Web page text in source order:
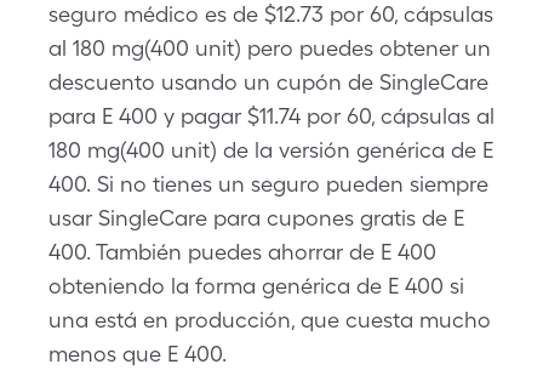
seguro médico es de $12.73 por 60, cápsulas
al 180 mg(400 unit) pero puedes obtener un
descuento usando un cupón de SingleCare
para E 400 y pagar $11.74 por 60, cápsulas al
180 mg(400 unit) de la versión genérica de E
400. Si no tienes un seguro pueden siempre
usar SingleCare para cupones gratis de E
400. También puedes ahorrar de E 400
obteniendo la forma genérica de E 400 si
una está en producción, que cuesta mucho
menos que E 400.